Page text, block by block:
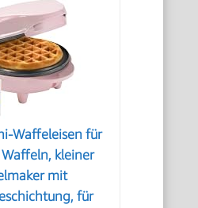
Waffeleisen für
Waffeln, kleiner
mit
für